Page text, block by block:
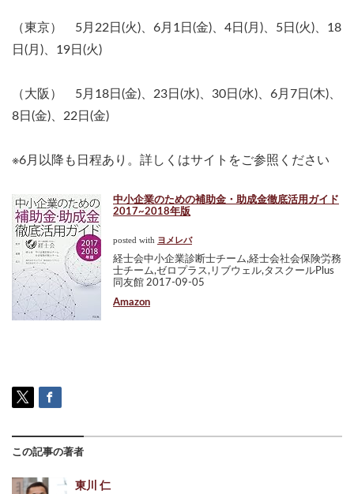
（東京） 5月22日(火)、6月1日(金)、4日(月)、5日(火)、18
日(月)、19日(火)
（大阪） 5月18日(金)、23日(水)、30日(水)、6月7日(木)、
8日(金)、22日(金)
※6月以降も日程あり。詳しくはサイトをご参照ください
中小企業のための補助金・助成金徹底活用ガイド
2017~2018年版
posted with ヨメレバ
経士会中小企業診断士チーム,経士会社会保険労務
士チーム,ゼロプラス,リブウェル,タスクールPlus
同友館 2017-09-05
Amazon
この記事の著者
東川 仁